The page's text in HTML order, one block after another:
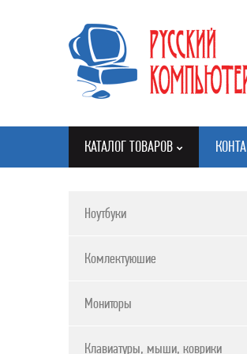
КАТАЛОГ ТОВАРОВ
КАТАЛОГ ТОВАРОВ
КОМЛЕКТУЮШИЕ
КЛАВИАТУРЫ, МЫШИ, КОВРИКИ
Ноутбуки
Комлектуюшие
Мониторы
Клавиатуры, мыши, коврики